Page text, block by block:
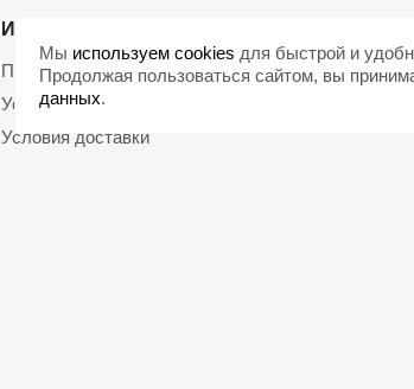
Информация
Помощь
Условия оплаты
Условия доставки
Блог
Мы используем cookies для быстрой и
Продолжая пользоваться сайтом, вы
данных.